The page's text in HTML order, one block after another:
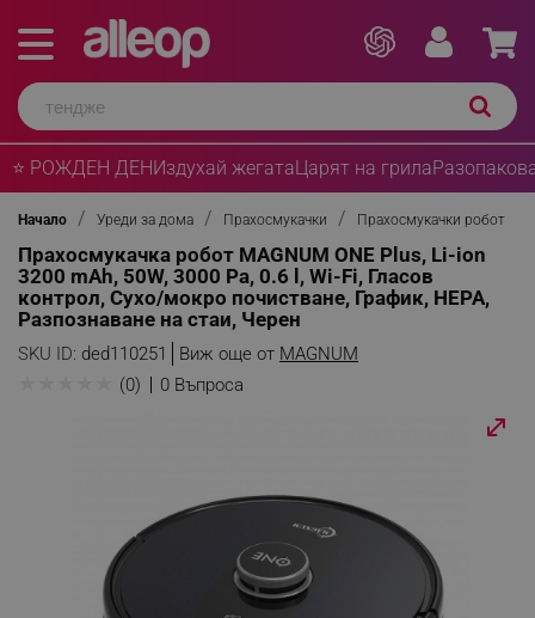
⭐ РОЖДЕН ДЕНИздухай жегатаЦарят на грила
Начало Уреди за дома Прахосмукачки Прахосмукачки робот
Прахосмукачка робот MAGNUM ONE Plus, Li-ion
3200 mAh, 50W, 3000 Pa, 0.6 l, Wi-Fi, Гласов
контрол, Сухо/мокро почистване, График, HEPA,
Разпознаване на стаи, Черен
SKU ID: ded110251 Виж още от MAGNUM
(0) 0 Въпроса